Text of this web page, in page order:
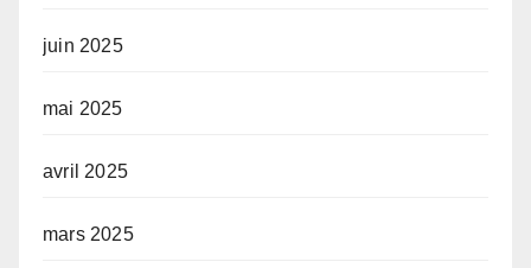
juin 2025
mai 2025
avril 2025
mars 2025